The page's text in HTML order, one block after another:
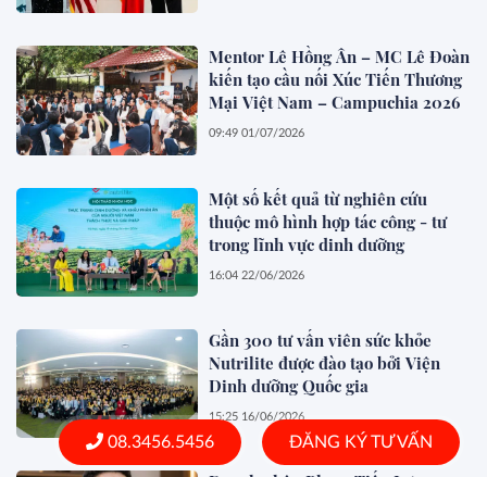
Mentor Lê Hồng Ân – MC Lê Đoàn
kiến tạo cầu nối Xúc Tiến Thương
Mại Việt Nam – Campuchia 2026
09:49 01/07/2026
Một số kết quả từ nghiên cứu
thuộc mô hình hợp tác công - tư
trong lĩnh vực dinh dưỡng
16:04 22/06/2026
Gần 300 tư vấn viên sức khỏe
Nutrilite được đào tạo bởi Viện
Dinh dưỡng Quốc gia
15:25 16/06/2026
08.3456.5456 ĐĂNG KÝ TƯ VẤN